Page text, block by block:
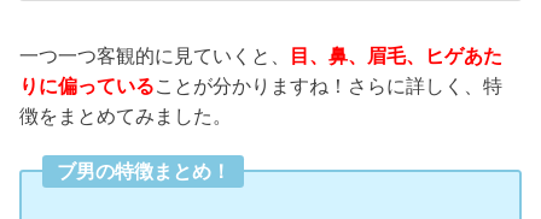
一つ一つ客観的に見ていくと、
目、鼻、眉毛、ヒゲあた
りに偏っている ことが分かりますね！さらに詳しく、特
徴をまとめてみました。
ブ男の特徴まとめ！